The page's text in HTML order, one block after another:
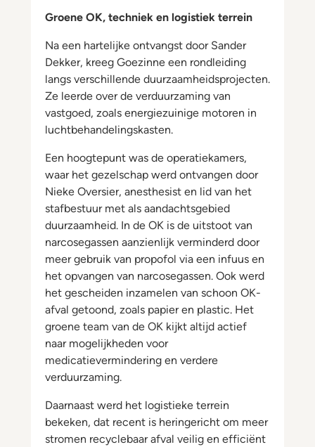
Groene OK, techniek en logistiek terrein
Na een hartelijke ontvangst door Sander
Dekker, kreeg Goezinne een rondleiding
langs verschillende duurzaamheidsprojecten.
Ze leerde over de verduurzaming van
vastgoed, zoals energiezuinige motoren in
luchtbehandelingskasten.
Een hoogtepunt was de operatiekamers,
waar het gezelschap werd ontvangen door
Nieke Oversier, anesthesist en lid van het
stafbestuur met als aandachtsgebied
duurzaamheid. In de OK is de uitstoot van
narcosegassen aanzienlijk verminderd door
meer gebruik van propofol via een infuus en
het opvangen van narcosegassen. Ook werd
het gescheiden inzamelen van schoon OK-
afval getoond, zoals papier en plastic. Het
groene team van de OK kijkt altijd actief
naar mogelijkheden voor
medicatievermindering en verdere
verduurzaming.
Daarnaast werd het logistieke terrein
bekeken, dat recent is heringericht om meer
stromen recyclebaar afval veilig en efficiënt